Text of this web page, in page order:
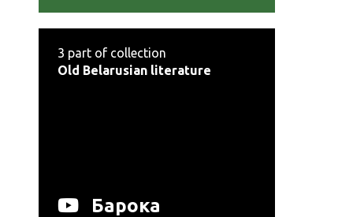
3 part of collection
Old Belarusian literature
Барока